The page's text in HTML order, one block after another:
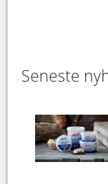
Seneste